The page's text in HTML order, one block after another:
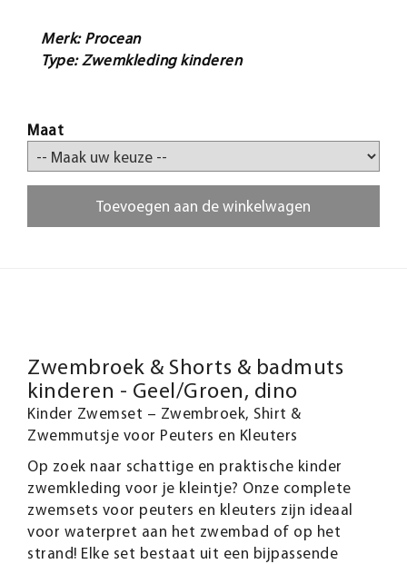
Merk: Procean
Type: Zwemkleding kinderen
Maat
Toevoegen aan de winkelwagen
Zwembroek & Shorts & badmuts
kinderen - Geel/Groen, dino
Kinder Zwemset – Zwembroek, Shirt &
Zwemmutsje voor Peuters en Kleuters
Op zoek naar schattige en praktische kinder
zwemkleding voor je kleintje? Onze complete
zwemsets voor peuters en kleuters zijn ideaal
voor waterpret aan het zwembad of op het
strand! Elke set bestaat uit een bijpassende